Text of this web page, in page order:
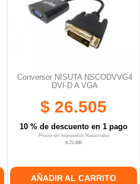
Conversor NISUTA NSCODVVG4
DVI-D A VGA
$ 26.505
10 % de descuento en 1 pago
Precio sin Impuestos Nacionales
$ 23.986
AÑADIR AL CARRITO